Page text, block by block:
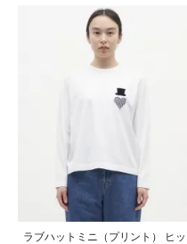
ラブハットミニ（プリント） ヒッ